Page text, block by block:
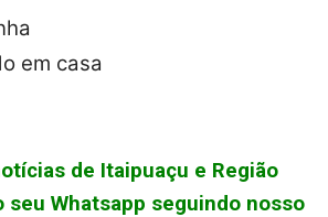
em casa
de Itaipuaçu e Região
seu Whatsapp seguindo nosso